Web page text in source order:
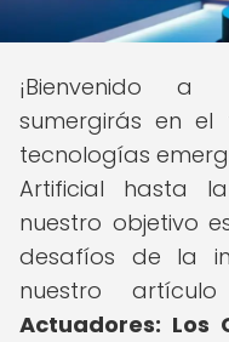
¡Bienvenido a
sumergirás en
tecnologías
Artificial hasta
nuestro objetivo
desafíos de la
nuestro
Actuadores: Los